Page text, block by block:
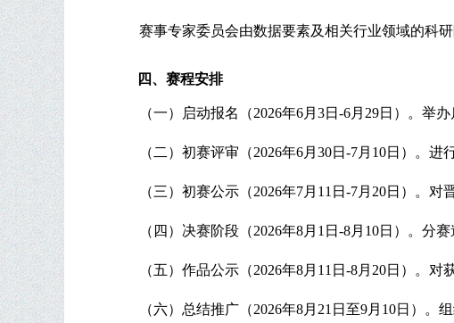
赛事专家委员会由数据要素及相关行业领域的科
四、赛程安排
（一）启动报名（2026年6月3日-6月29日）。举
（二）初赛评审（2026年6月30日-7月10日）。
（三）初赛公示（2026年7月11日-7月20日）。
（四）决赛阶段（2026年8月1日-8月10日）。分
（五）作品公示（2026年8月11日-8月20日）。对
（六）总结推广（2026年8月21日至9月10日）